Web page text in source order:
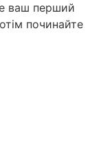
ваш перший
починайте